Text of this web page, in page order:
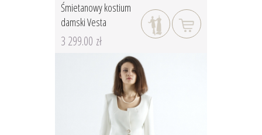
Śmietanowy kostium
damski Vesta
3 299.00 zł